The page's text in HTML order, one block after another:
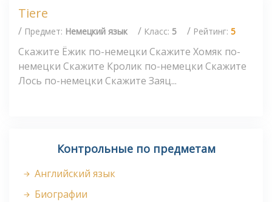
Tiere
/ Предмет: Немецкий язык / Класс: 5 / Рейтинг: 5
Скажите Ёжик по-немецки Скажите Хомяк по-
немецки Скажите Кролик по-немецки Скажите
Лось по-немецки Скажите Заяц...
Контрольные по предметам
Английский язык
Биографии